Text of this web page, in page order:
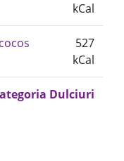
kCal
527
kCal
Dulciuri